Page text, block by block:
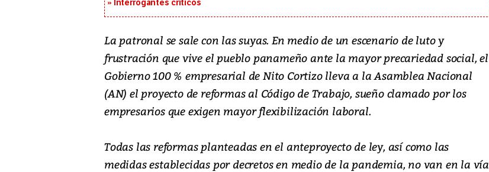
Interrogantes críticos
La patronal se sale con las suyas. En medio de un escenario de luto y
frustración que vive el pueblo panameño ante la mayor precariedad social, el
Gobierno 100 % empresarial de Nito Cortizo lleva a la Asamblea Nacional
(AN) el proyecto de reformas al Código de Trabajo, sueño clamado por los
empresarios que exigen mayor flexibilización laboral.
Todas las reformas planteadas en el anteproyecto de ley, así como las
medidas establecidas por decretos en medio de la pandemia, no van en la vía